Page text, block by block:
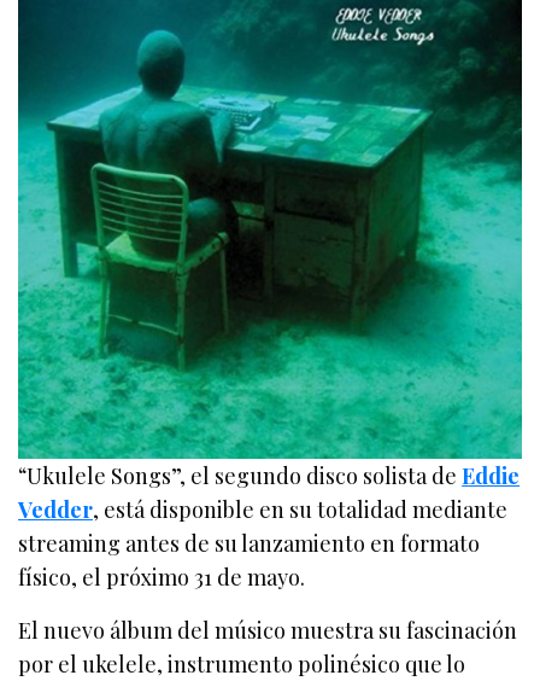
“Ukulele Songs”, el segundo disco solista deEddie
Vedder, está disponible en su totalidad mediante
streaming antes de su lanzamiento en formato
físico, el próximo 31 de mayo.
El nuevo álbum del músico muestra su fascinación
por el ukelele, instrumento polinésico que lo